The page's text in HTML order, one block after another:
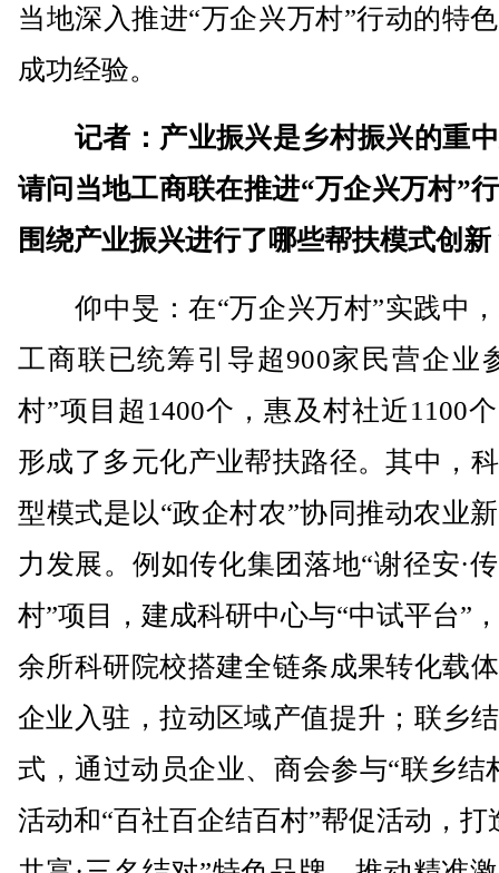
当地深入推进“万企兴万村”行动的特
成功经验。
记者：产业振兴是乡村振兴的重
请问当地工商联在推进“万企兴万村”
围绕产业振兴进行了哪些帮扶模式创新
仰中旻：在“万企兴万村”实践中
工商联已统筹引导超900家民营企业
村”项目超1400个，惠及村社近1100
形成了多元化产业帮扶路径。其中，
型模式是以“政企村农”协同推动农业
力发展。例如传化集团落地“谢径安·
村”项目，建成科研中心与“中试平台”
余所科研院校搭建全链条成果转化载
企业入驻，拉动区域产值提升；联乡
式，通过动员企业、商会参与“联乡结
活动和“百社百企结百村”帮促活动，打